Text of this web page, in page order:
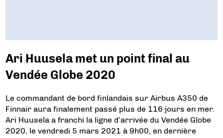
Ari Huusela met un point final au
Vendée Globe 2020
Le commandant de bord finlandais sur Airbus A350 de
Finnair aura finalement passé plus de 116 jours en mer.
Ari Huusela a franchi la ligne d’arrivée du Vendée Globe
2020, le vendredi 5 mars 2021 à 9h00, en dernière